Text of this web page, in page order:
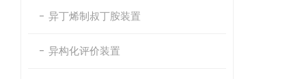
异丁烯制叔丁胺装置
异构化评价装置